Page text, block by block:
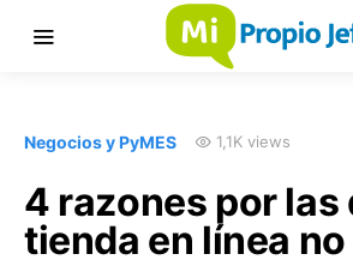
Negocios y PyMES 1,1K views
4 razones por las
tienda en línea